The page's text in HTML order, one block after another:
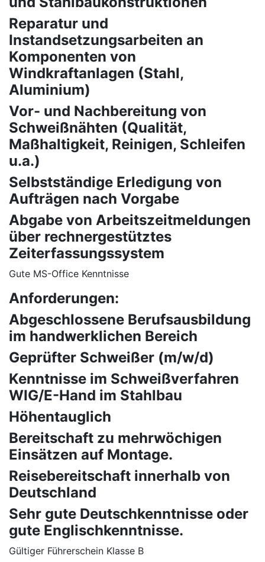
Reparatur und
Instandsetzungsarbeiten an
Komponenten von
Windkraftanlagen (Stahl,
Aluminium)
Vor- und Nachbereitung von
Schweißnähten (Qualität,
Maßhaltigkeit, Reinigen, Schleifen
u.a.)
Selbstständige Erledigung von
Aufträgen nach Vorgabe
Abgabe von Arbeitszeitmeldungen
über rechnergestütztes
Zeiterfassungssystem
Gute MS-Office Kenntnisse
Anforderungen:
Abgeschlossene Berufsausbildung
im handwerklichen Bereich
Geprüfter Schweißer (m/w/d)
Kenntnisse im Schweißverfahren
WIG/E-Hand im Stahlbau
Höhentauglich
Bereitschaft zu mehrwöchigen
Einsätzen auf Montage.
Reisebereitschaft innerhalb von
Deutschland
Sehr gute Deutschkenntnisse oder
gute Englischkenntnisse.
Gültiger Führerschein Klasse B